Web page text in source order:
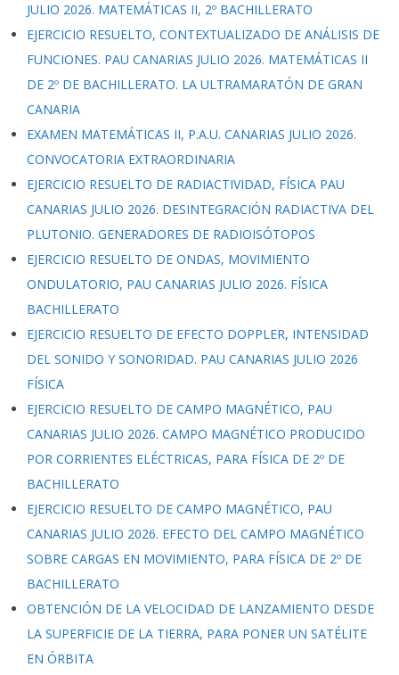
JULIO 2026. MATEMÁTICAS II, 2º BACHILLERATO
EJERCICIO RESUELTO, CONTEXTUALIZADO DE ANÁLISIS DE
FUNCIONES. PAU CANARIAS JULIO 2026. MATEMÁTICAS II
DE 2º DE BACHILLERATO. LA ULTRAMARATÓN DE GRAN
CANARIA
EXAMEN MATEMÁTICAS II, P.A.U. CANARIAS JULIO 2026.
CONVOCATORIA EXTRAORDINARIA
EJERCICIO RESUELTO DE RADIACTIVIDAD, FÍSICA PAU
CANARIAS JULIO 2026. DESINTEGRACIÓN RADIACTIVA DEL
PLUTONIO. GENERADORES DE RADIOISÓTOPOS
EJERCICIO RESUELTO DE ONDAS, MOVIMIENTO
ONDULATORIO, PAU CANARIAS JULIO 2026. FÍSICA
BACHILLERATO
EJERCICIO RESUELTO DE EFECTO DOPPLER, INTENSIDAD
DEL SONIDO Y SONORIDAD. PAU CANARIAS JULIO 2026
FÍSICA
EJERCICIO RESUELTO DE CAMPO MAGNÉTICO, PAU
CANARIAS JULIO 2026. CAMPO MAGNÉTICO PRODUCIDO
POR CORRIENTES ELÉCTRICAS, PARA FÍSICA DE 2º DE
BACHILLERATO
EJERCICIO RESUELTO DE CAMPO MAGNÉTICO, PAU
CANARIAS JULIO 2026. EFECTO DEL CAMPO MAGNÉTICO
SOBRE CARGAS EN MOVIMIENTO, PARA FÍSICA DE 2º DE
BACHILLERATO
OBTENCIÓN DE LA VELOCIDAD DE LANZAMIENTO DESDE
LA SUPERFICIE DE LA TIERRA, PARA PONER UN SATÉLITE
EN ÓRBITA